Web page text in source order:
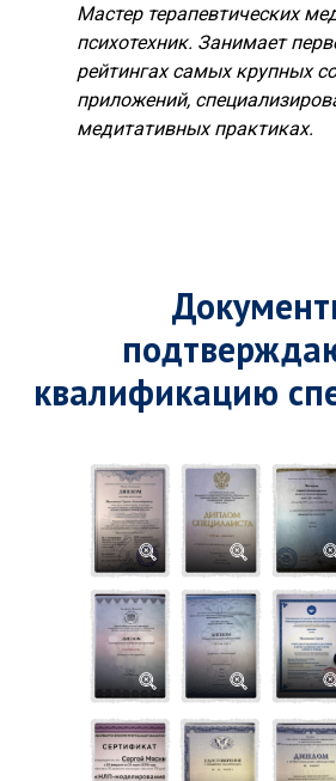
Мастер терапевтических
психотехник. Занимает
рейтингах самых крупных
приложений,
медитативных практиках.
квалификацию